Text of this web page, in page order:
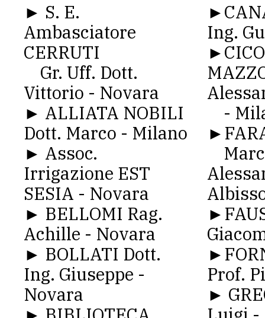
► S. E.
Ambasciatore
CERRUTI
Gr. Uff. Dott.
Vittorio - Novara
► ALLIATA NOBILI
Dott. Marco - Milano
► Assoc.
Irrigazione EST
SESIA - Novara
► BELLOMI Rag.
Achille - Novara
► BOLLATI Dott.
Ing. Giuseppe -
Novara
Ing.
-
Prof.
►